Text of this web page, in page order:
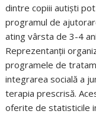
dintre copiii autişti
programul de
ating vârsta de 3-4
Reprezentanţii
programele de
integrarea socială a
terapia prescrisă.
oferite de statisticile